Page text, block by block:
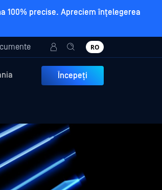
100% precise. Apreciem înțelegerea
RO
Începeți